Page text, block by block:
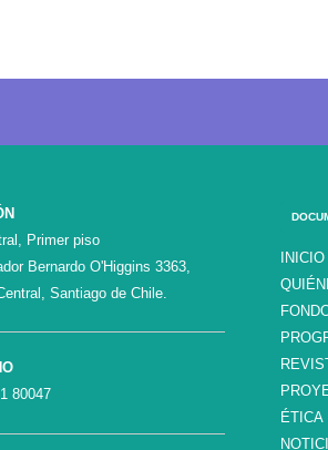
Primer piso
Bernardo O'Higgins 3363,
Santiago de Chile.
80047
INICIO
ÉTICA